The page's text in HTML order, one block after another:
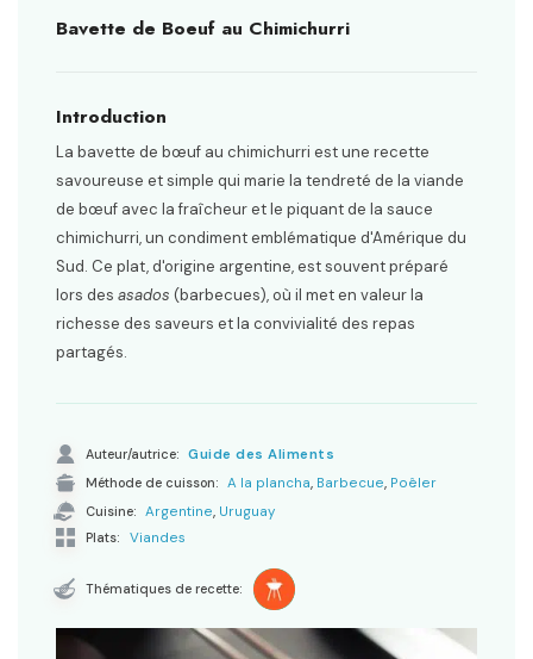
Bavette de Boeuf au Chimichurri
Introduction
La bavette de bœuf au chimichurri est une recette
savoureuse et simple qui marie la tendreté de la viande
de bœuf avec la fraîcheur et le piquant de la sauce
chimichurri, un condiment emblématique d'Amérique du
Sud. Ce plat, d'origine argentine, est souvent préparé
lors des asados (barbecues), où il met en valeur la
richesse des saveurs et la convivialité des repas
partagés.
Auteur/autrice: Guide des Aliments
Méthode de cuisson: A la plancha, Barbecue, Poêler
Cuisine: Argentine, Uruguay
Plats: Viandes
Thématiques de recette: